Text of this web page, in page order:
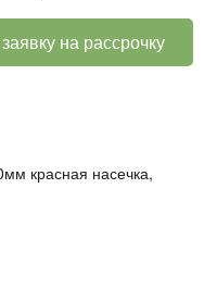
на рассрочку
красная насечка,